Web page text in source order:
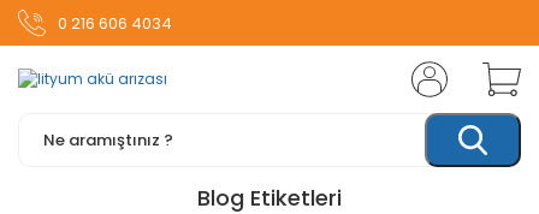
0 216 606 4034
Blog Etiketleri